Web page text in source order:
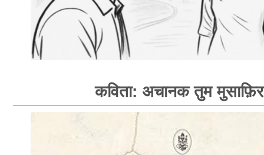
कविता: अचानक तुम मुसाफ़िर